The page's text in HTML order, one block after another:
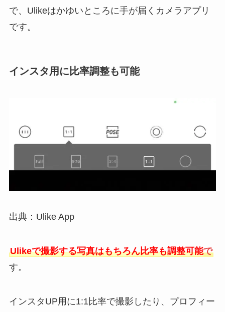
で、Ulikeはかゆいところに手が届くカメラアプリ
です。
インスタ用に比率調整も可能
出典：Ulike App
Ulikeで撮影する写真はもちろん比率も調整可能で
す。
インスタUP用に1:1比率で撮影したり、プロフィー